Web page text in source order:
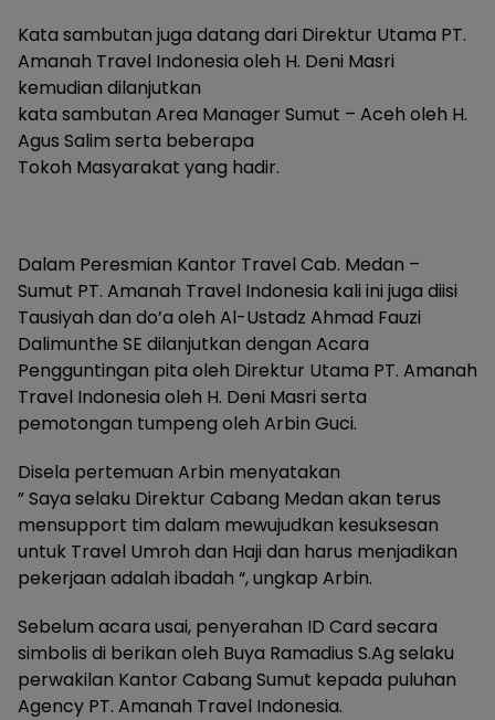
Kata sambutan juga datang dari Direktur Utama PT.
Amanah Travel Indonesia oleh H. Deni Masri
kemudian dilanjutkan
kata sambutan Area Manager Sumut – Aceh oleh H.
Agus Salim serta beberapa
Tokoh Masyarakat yang hadir.
Dalam Peresmian Kantor Travel Cab. Medan –
Sumut PT. Amanah Travel Indonesia kali ini juga diisi
Tausiyah dan do’a oleh Al-Ustadz Ahmad Fauzi
Dalimunthe SE dilanjutkan dengan Acara
Pengguntingan pita oleh Direktur Utama PT. Amanah
Travel Indonesia oleh H. Deni Masri serta
pemotongan tumpeng oleh Arbin Guci.
Disela pertemuan Arbin menyatakan
” Saya selaku Direktur Cabang Medan akan terus
mensupport tim dalam mewujudkan kesuksesan
untuk Travel Umroh dan Haji dan harus menjadikan
pekerjaan adalah ibadah “, ungkap Arbin.
Sebelum acara usai, penyerahan ID Card secara
simbolis di berikan oleh Buya Ramadius S.Ag selaku
perwakilan Kantor Cabang Sumut kepada puluhan
Agency PT. Amanah Travel Indonesia.